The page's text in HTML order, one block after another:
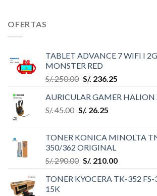
OFERTAS
TABLET ADVANCE 7 WIFI I
MONSTER RED
S/.250.00 S/. 236.25
AURICULAR GAMER
S/.45.00 S/. 26.25
TONER KONICA MINOLTA
350/362 ORIGINAL
S/.290.00 S/. 210.00
TONER KYOCERA TK-352
15K